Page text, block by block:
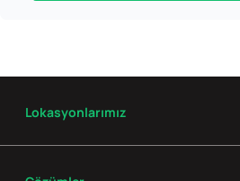
Lokasyonlarımız